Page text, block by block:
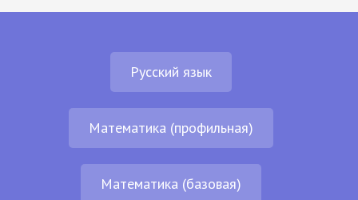
Русский язык
Математика (профильная)
Математика (базовая)